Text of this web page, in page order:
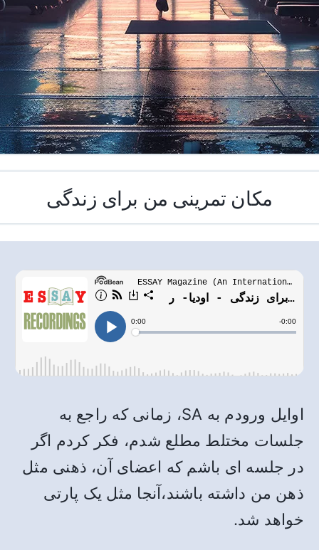
مکان تمرینی من برای زندگی
اوایل ورودم به SA، زمانی که راجع به
جلسات مختلط مطلع شدم، فکر کردم اگر
در جلسه ای باشم که اعضای آن، ذهنی مثل
ذهن من داشته باشند،آنجا مثل یک پارتی
خواهد شد.